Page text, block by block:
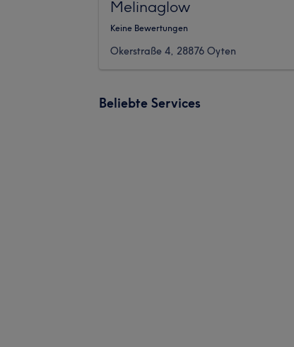
Melinaglow
Keine Bewertungen
Okerstraße 4, 28876 Oyten
Beliebte Services